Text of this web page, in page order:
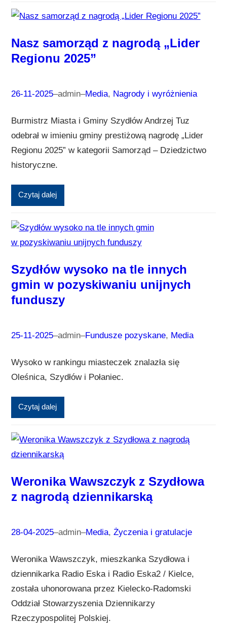
Nasz samorząd z nagrodą „Lider
Regionu 2025”
26-11-2025–admin–Media, Nagrody i wyróżnienia
Burmistrz Miasta i Gminy Szydłów Andrzej Tuz
odebrał w imieniu gminy prestiżową nagrodę „Lider
Regionu 2025” w kategorii Samorząd – Dziedzictwo
historyczne.
Czytaj dalej
Szydłów wysoko na tle innych
gmin w pozyskiwaniu unijnych
funduszy
25-11-2025–admin–Fundusze pozyskane, Media
Wysoko w rankingu miasteczek znalazła się
Oleśnica, Szydłów i Połaniec.
Czytaj dalej
Weronika Wawszczyk z Szydłowa
z nagrodą dziennikarską
28-04-2025–admin–Media, Życzenia i gratulacje
Weronika Wawszczyk, mieszkanka Szydłowa i
dziennikarka Radio Eska i Radio Eska2 / Kielce,
została uhonorowana przez Kielecko-Radomski
Oddział Stowarzyszenia Dziennikarzy
Rzeczypospolitej Polskiej.